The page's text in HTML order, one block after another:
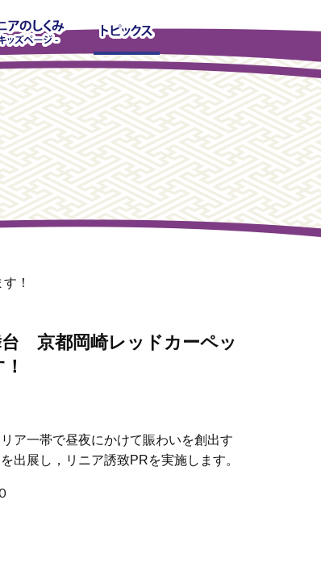
！
台 京都岡崎レッドカーペッ
ア一帯で昼夜にかけて賑わいを創出す
展し，リニア誘致PRを実施します。